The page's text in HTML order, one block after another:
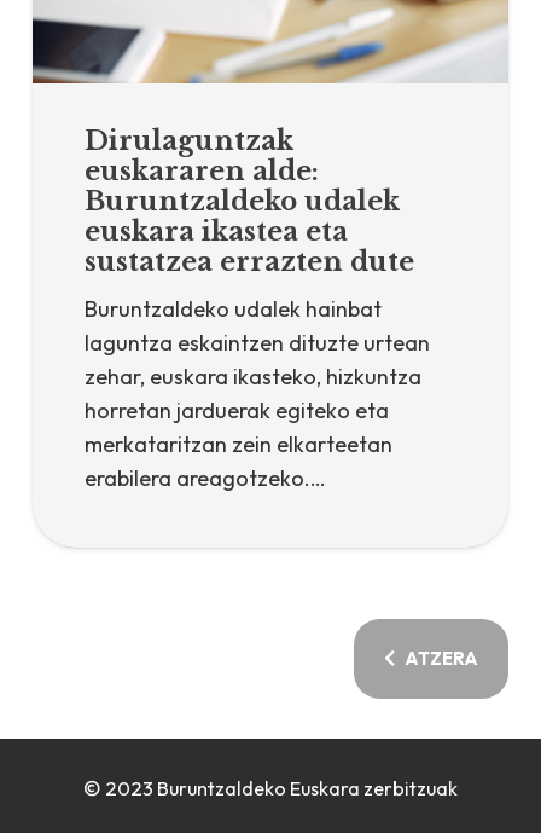
Dirulaguntzak
euskararen alde:
Buruntzaldeko udalek
euskara ikastea eta
sustatzea errazten dute
Buruntzaldeko udalek hainbat
laguntza eskaintzen dituzte urtean
zehar, euskara ikasteko, hizkuntza
horretan jarduerak egiteko eta
merkataritzan zein elkarteetan
erabilera areagotzeko.…
ATZERA
© 2023 Buruntzaldeko Euskara zerbitzuak